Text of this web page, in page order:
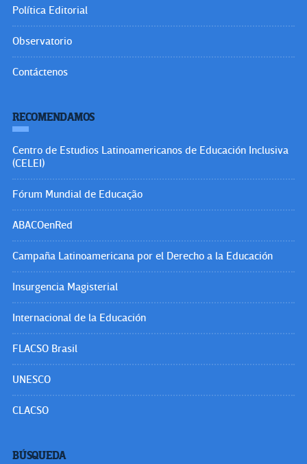
Política Editorial
Observatorio
Contáctenos
RECOMENDAMOS
Centro de Estudios Latinoamericanos de Educación Inclusiva
(CELEI)
Fórum Mundial de Educação
ABACOenRed
Campaña Latinoamericana por el Derecho a la Educación
Insurgencia Magisterial
Internacional de la Educación
FLACSO Brasil
UNESCO
CLACSO
BÚSQUEDA